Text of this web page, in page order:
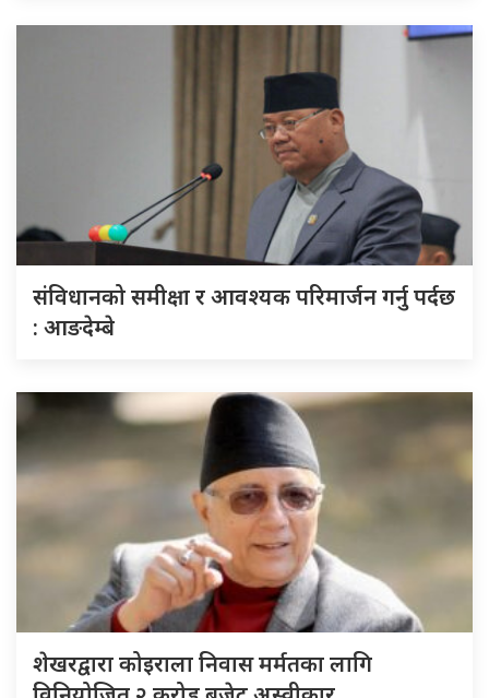
संविधानको समीक्षा र आवश्यक परिमार्जन गर्नु पर्दछ
: आङदेम्बे
शेखरद्वारा कोइराला निवास मर्मतका लागि